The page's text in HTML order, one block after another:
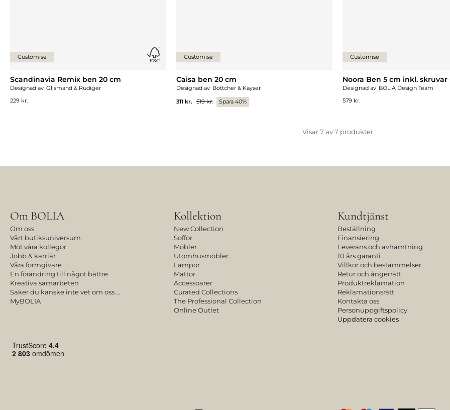
Customise
Scandinavia Remix ben 20 cm
Designad av Glismand & Rüdiger
229 kr.
Customise
Caisa ben 20 cm
Designad av Böttcher & Kayser
311 kr. 519 kr. Spara 40%
Customise
Noora Ben 5 cm inkl. skruvar
Designad av BOLIA Design Team
579 kr.
Visar 7 av 7 produkter
Om BOLIA
Om oss
Vårt butiksuniversum
Möt våra kollegor
Jobb & karriär
Våra formgivare
En förändring till något bättre
Kreativa samarbeten
Saker du kanske inte vet om oss ...
MyBOLIA
Kollektion
New Collection
Soffor
Möbler
Utomhusmöbler
Lampor
Mattor
Accessoarer
Curated Collections
The Professional Collection
Online Outlet
Kundtjänst
Beställning
Finansiering
Leverans och avhämtning
10 års garanti
Villkor och bestämmelser
Retur och ångerrätt
Produktreklamation
Reklamationsrätt
Kontakta oss
Personuppgiftspolicy
Uppdatera cookies